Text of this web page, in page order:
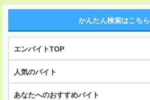
かんたん検索はこちら
エンバイトTOP
人気のバイト
あなたへのおすすめバイト